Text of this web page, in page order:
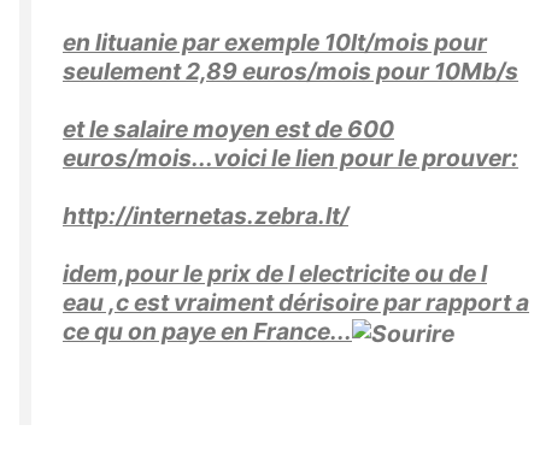
en lituanie par exemple 10lt/mois pour
seulement 2,89 euros/mois pour 10Mb/s
et le salaire moyen est de 600
euros/mois...voici le lien pour le prouver:
http://internetas.zebra.lt/
idem,pour le prix de l electricite ou de l
eau ,c est vraiment dérisoire par rapport a
ce qu on paye en France...